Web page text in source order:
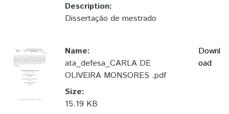
Description:
Dissertação de mestrado
Name:
ata_defesa_CARLA DE
OLIVEIRA MONSORES .pdf
Size:
15.19 KB
Downl
oad